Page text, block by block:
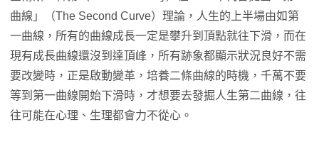
曲線」（The Second Curve）理論，人生的上半場由如第
一曲線，所有的曲線成長一定是攀升到頂點就往下滑，而在
現有成長曲線還沒到達頂峰，所有跡象都顯示狀況良好不需
要改變時，正是啟動變革，培養二條曲線的時機，千萬不要
等到第一曲線開始下滑時，才想要去發掘人生第二曲線，往
往可能在心理、生理都會力不從心。